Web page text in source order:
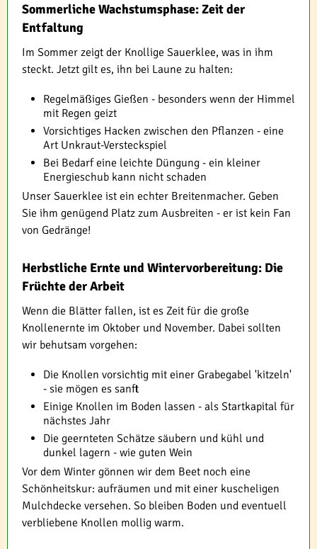
Sommerliche Wachstumsphase: Zeit der
Entfaltung
Im Sommer zeigt der Knollige Sauerklee, was in ihm
steckt. Jetzt gilt es, ihn bei Laune zu halten:
Regelmäßiges Gießen - besonders wenn der Himmel
mit Regen geizt
Vorsichtiges Hacken zwischen den Pflanzen - eine
Art Unkraut-Versteckspiel
Bei Bedarf eine leichte Düngung - ein kleiner
Energieschub kann nicht schaden
Unser Sauerklee ist ein echter Breitenmacher. Geben
Sie ihm genügend Platz zum Ausbreiten - er ist kein Fan
von Gedränge!
Herbstliche Ernte und Wintervorbereitung: Die
Früchte der Arbeit
Wenn die Blätter fallen, ist es Zeit für die große
Knollenernte im Oktober und November. Dabei sollten
wir behutsam vorgehen:
Die Knollen vorsichtig mit einer Grabegabel 'kitzeln'
- sie mögen es sanft
Einige Knollen im Boden lassen - als Startkapital für
nächstes Jahr
Die geernteten Schätze säubern und kühl und
dunkel lagern - wie guten Wein
Vor dem Winter gönnen wir dem Beet noch eine
Schönheitskur: aufräumen und mit einer kuscheligen
Mulchdecke versehen. So bleiben Boden und eventuell
verbliebene Knollen mollig warm.